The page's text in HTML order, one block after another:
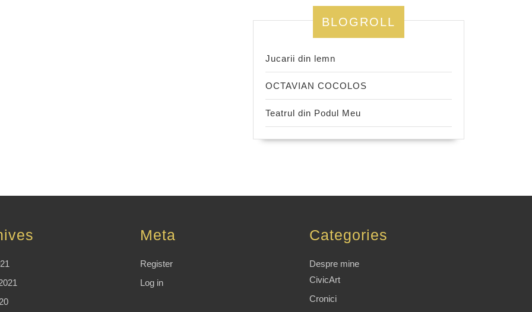
BLOGROLL
Jucarii din lemn
OCTAVIAN COCOLOS
Teatrul din Podul Meu
Meta
Register
Log in
Categories
Despre mine
CivicArt
Cronici